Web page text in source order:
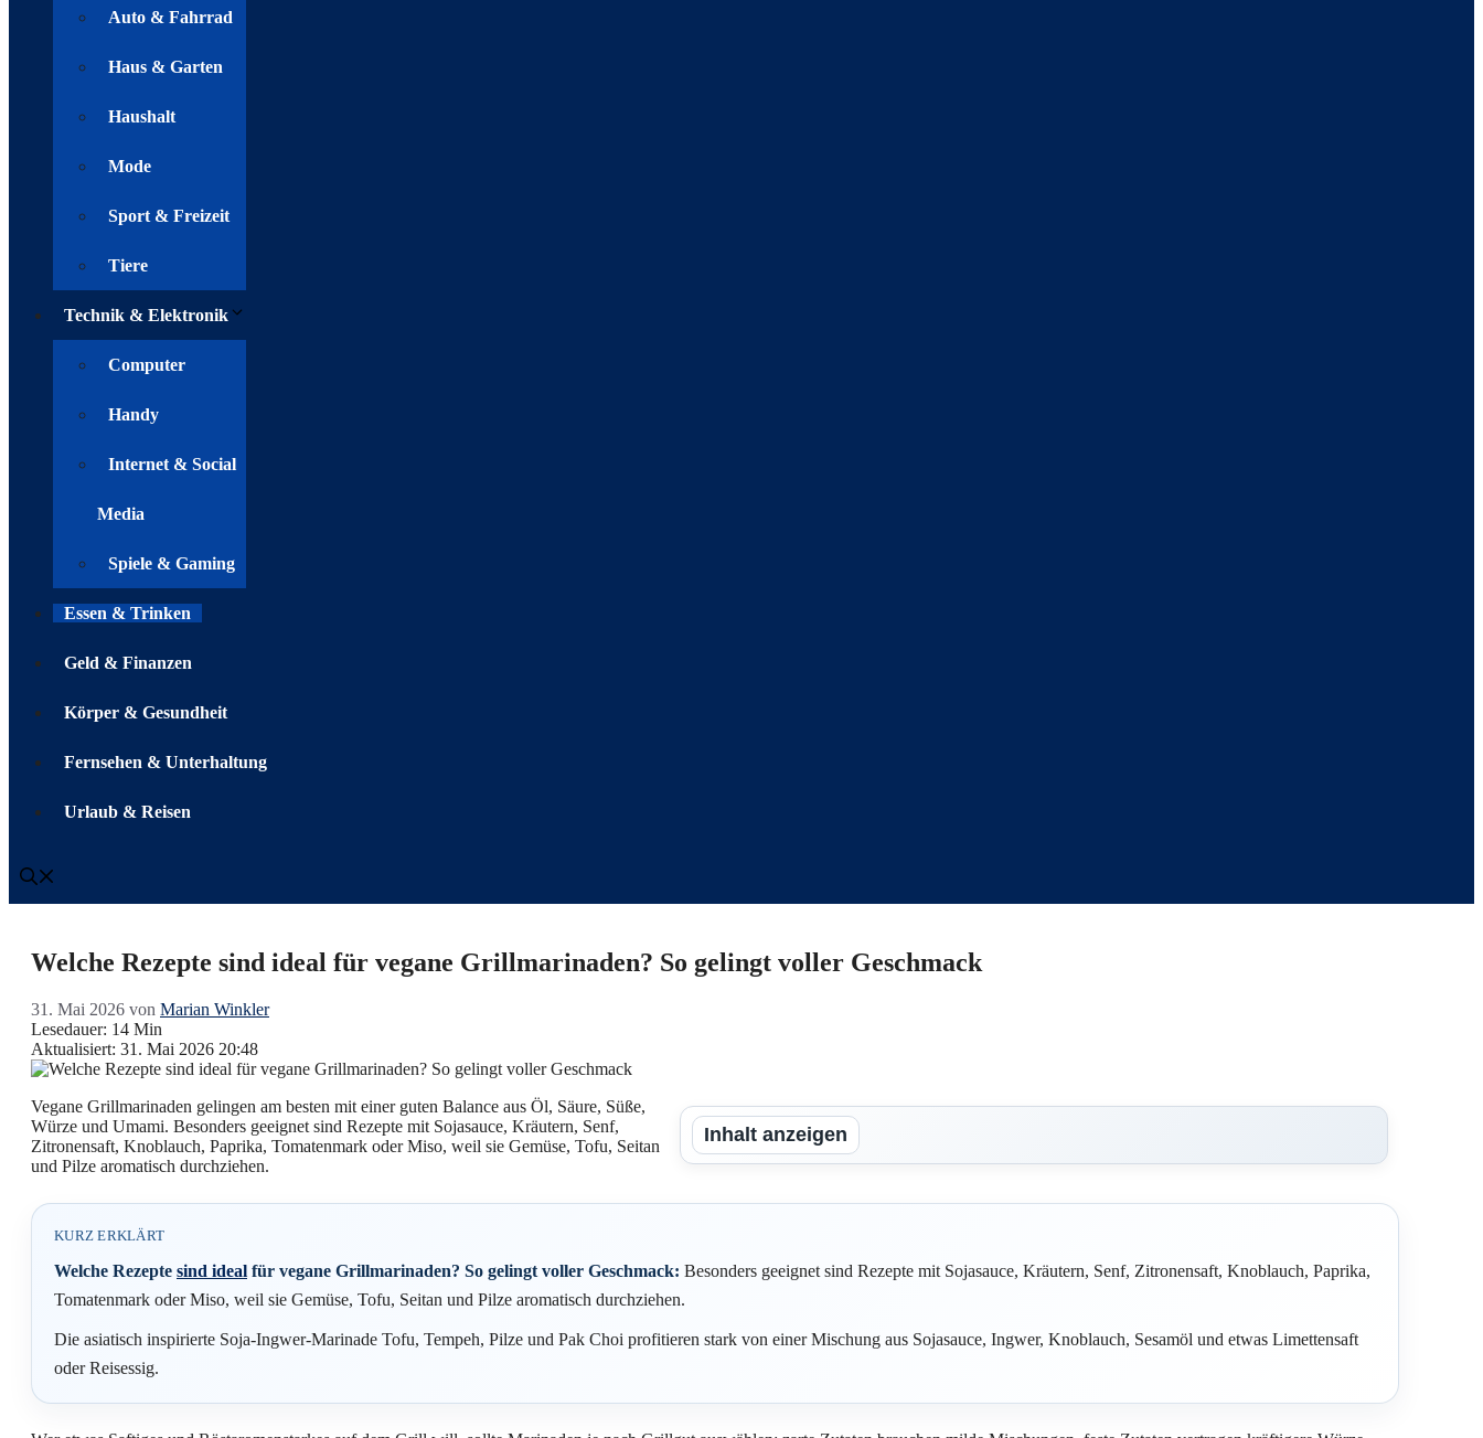
Auto & Fahrrad
Haus & Garten
Haushalt
Mode
Sport & Freizeit
Tiere
Technik & Elektronik
Computer
Handy
Internet & Social
Media
Spiele & Gaming
Essen & Trinken
Geld & Finanzen
Körper & Gesundheit
Fernsehen & Unterhaltung
Urlaub & Reisen
Welche Rezepte sind ideal für vegane Grillmarinaden? So gelingt voller Geschmack
31. Mai 2026 von Marian Winkler
Lesedauer: 14 Min
Aktualisiert: 31. Mai 2026 20:48
Inhalt anzeigen
Vegane Grillmarinaden gelingen am besten mit einer guten Balance aus Öl, Säure, Süße,
Würze und Umami. Besonders geeignet sind Rezepte mit Sojasauce, Kräutern, Senf,
Zitronensaft, Knoblauch, Paprika, Tomatenmark oder Miso, weil sie Gemüse, Tofu, Seitan
und Pilze aromatisch durchziehen.
KURZ ERKLÄRT
Welche Rezepte sind ideal für vegane Grillmarinaden? So gelingt voller Geschmack: Besonders geeignet sind Rezepte mit Sojasauce, Kräutern, Senf, Zitronensaft, Knoblauch, Paprika,
Tomatenmark oder Miso, weil sie Gemüse, Tofu, Seitan und Pilze aromatisch durchziehen.
Die asiatisch inspirierte Soja-Ingwer-Marinade Tofu, Tempeh, Pilze und Pak Choi profitieren stark von einer Mischung aus Sojasauce, Ingwer, Knoblauch, Sesamöl und etwas Limettensaft
oder Reisessig.